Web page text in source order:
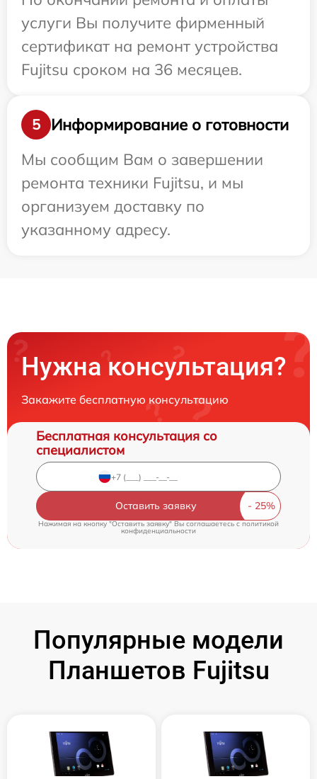
услуги Вы получите фирменный
сертификат на ремонт устройства
Fujitsu сроком на 36 месяцев.
5
Информирование о готовности
Мы сообщим Вам о завершении
ремонта техники Fujitsu, и мы
организуем доставку по
указанному адресу.
Нужна консультация?
Закажите бесплатную консультацию
Бесплатная консультация со
специалистом
Оставить заявку
Нажимая на кнопку "Оставить заявку" Вы соглашаетесь c политикой
конфиденциальности
Популярные модели
Планшетов Fujitsu